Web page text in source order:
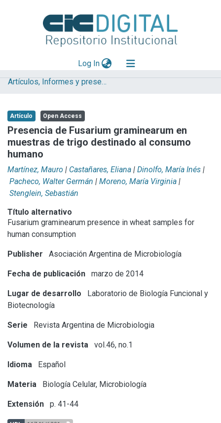
Log In(current)
Explorar
Aportar material
Statistics
Artículos, Informes y presentaciones en Congresos
Artículo Open Access
Presencia de Fusarium graminearum en
muestras de trigo destinado al consumo
humano
Martínez, Mauro | Castañares, Eliana | Dinolfo, María Inés |
Pacheco, Walter Germán | Moreno, María Virginia |
Stenglein, Sebastián
Título alternativo
Fusarium graminearum presence in wheat samples for
human consumption
Publisher Asociación Argentina de Microbiología
Fecha de publicación marzo de 2014
Lugar de desarrollo
Laboratorio de Biología Funcional y
Biotecnología
Serie Revista Argentina de Microbiologia
Volumen de la revista vol.46, no.1
Idioma Español
Materia Biología Celular, Microbiología
Extensión p. 41-44